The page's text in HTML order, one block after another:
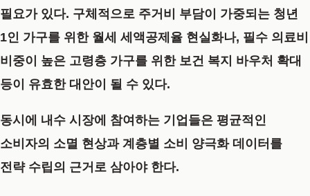
필요가 있다. 구체적으로 주거비 부담이 가중되는 청년
1인 가구를 위한 월세 세액공제율 현실화나, 필수 의료비
비중이 높은 고령층 가구를 위한 보건 복지 바우처 확대
등이 유효한 대안이 될 수 있다.
동시에 내수 시장에 참여하는 기업들은 평균적인
소비자의 소멸 현상과 계층별 소비 양극화 데이터를
전략 수립의 근거로 삼아야 한다.